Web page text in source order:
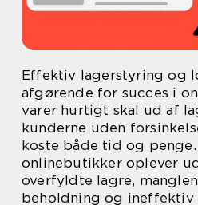
Effektiv lagerstyring og
afgørende for succes i
varer hurtigt skal ud af
kunderne uden
koste både tid og penge.
onlinebutikker oplever
overfyldte lagre,
beholdning og ineffektiv